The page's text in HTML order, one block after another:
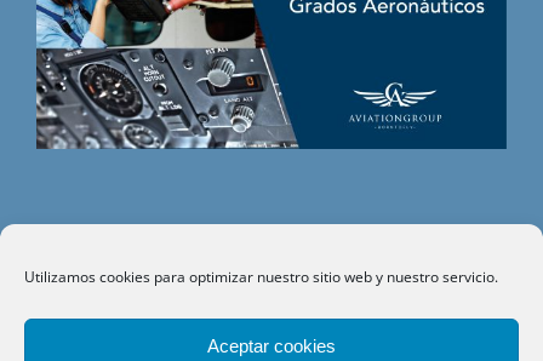
Utilizamos cookies para optimizar nuestro sitio web y nuestro servicio.
Aceptar cookies
CITHE - Todos los derechos reservados.
Política de privacidad|Política de cookies